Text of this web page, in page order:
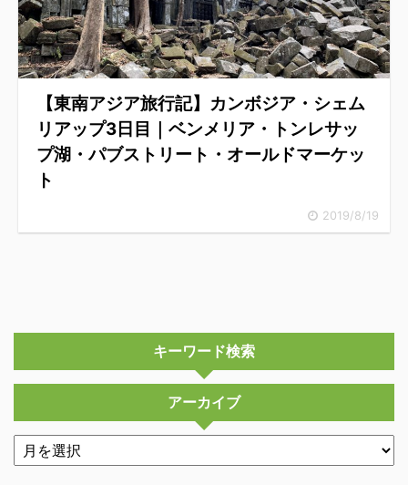
【東南アジア旅行記】カンボジア・シェム
リアップ3日目｜ベンメリア・トンレサッ
プ湖・パブストリート・オールドマーケッ
ト
2019/8/19
キーワード検索
アーカイブ